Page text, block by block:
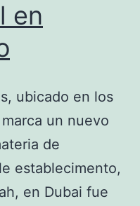
en
ubicado en los
un nuevo
de
establecimento,
en Dubai fue